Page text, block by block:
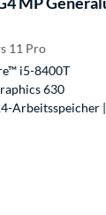
11 Pro
i5-8400T
630
Arbeitsspeicher |